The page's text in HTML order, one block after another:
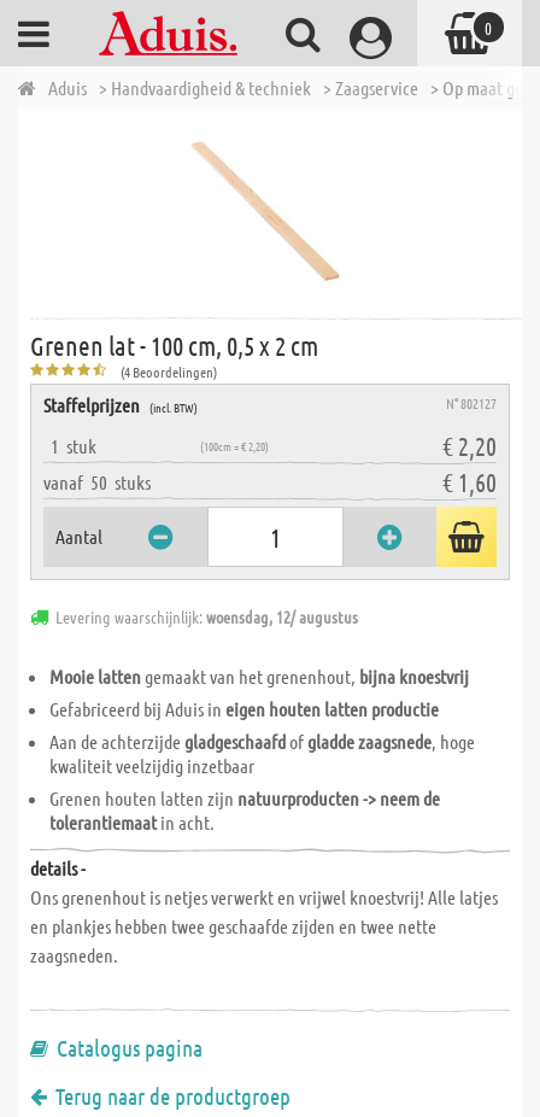
Aduis > Handvaardigheid & techniek > Zaagservice > Op maat
Grenen lat - 100 cm, 0,5 x 2 cm
(4 Beoordelingen)
Staffelprijzen (incl. BTW) N° 802127
1 stuk (100cm = € 2,20) € 2,20
vanaf 50 stuks € 1,60
Aantal
Levering waarschijnlijk:woensdag, 12/ augustus
Mooie lattengemaakt van het grenenhout, bijna knoestvrij
Gefabriceerd bij Aduis in eigen houten latten productie
Aan de achterzijdegladgeschaafdofgladde zaagsnede, hoge
kwaliteit veelzijdig inzetbaar
Grenen houten latten zijn natuurproducten -> neem de
tolerantiemaatin acht.
details -
Ons grenenhout is netjes verwerkt en vrijwel knoestvrij! Alle latjes
en plankjes hebben twee geschaafde zijden en twee nette
zaagsneden.
Catalogus pagina
Terug naar de productgroep
0